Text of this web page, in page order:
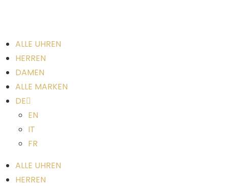
ALLE UHREN
HERREN
DAMEN
ALLE MARKEN
DE
EN
IT
FR
ALLE UHREN
HERREN